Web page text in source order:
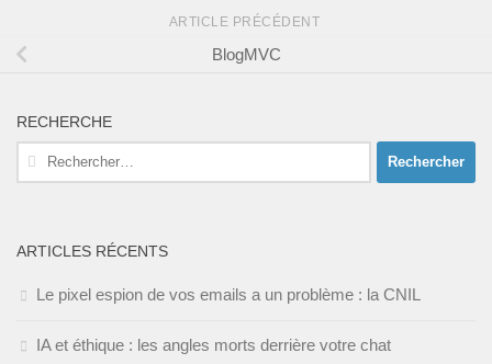
ARTICLE PRÉCÉDENT
BlogMVC
RECHERCHE
Rechercher :
ARTICLES RÉCENTS
Le pixel espion de vos emails a un problème : la CNIL
IA et éthique : les angles morts derrière votre chat